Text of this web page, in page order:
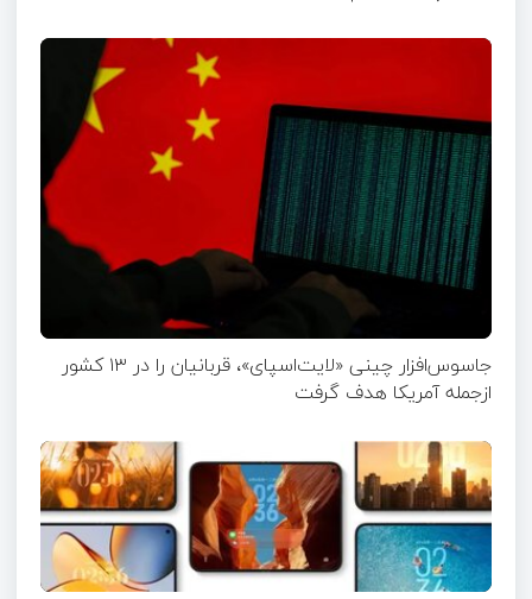
جاسوس‌افزار چینی «لایت‌اسپای»، قربانیان را در ۱۳ کشور
ازجمله آمریکا هدف گرفت